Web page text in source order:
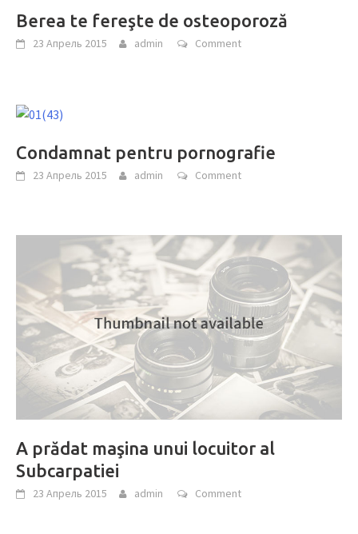
Berea te fereşte de osteoporoză
23 Апрель 2015 admin Comment
Condamnat pentru pornografie
23 Апрель 2015 admin Comment
A prădat maşina unui locuitor al
Subcarpatiei
23 Апрель 2015 admin Comment